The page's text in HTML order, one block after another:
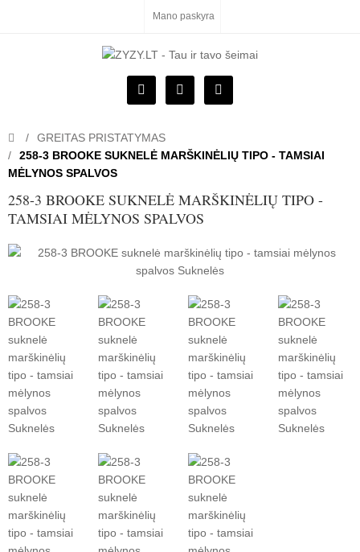
Mano paskyra
GREITAS PRISTATYMAS
258-3 BROOKE SUKNELĖ MARŠKINĖLIŲ TIPO - TAMSIAI
MĖLYNOS SPALVOS
258-3 BROOKE SUKNELĖ MARŠKINĖLIŲ TIPO -
TAMSIAI MĖLYNOS SPALVOS